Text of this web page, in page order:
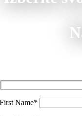
First Name*